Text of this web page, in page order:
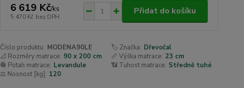
6 619 Kč/ks
5 470 Kč bez DPH
Přidat do košíku
Číslo produktu: MODENA90LE 🏷️ Značka: Dřevočal
📐 Rozměry matrace: 90 x 200 cm 📏 Výška matrace: 23 cm
🧶 Potah matrace: Levandule 📶 Tuhost matrace: Středně tuhé
⚖️ Nosnost [kg]: 120